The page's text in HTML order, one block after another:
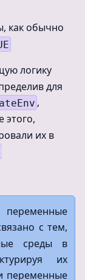
как обычно
логику
для
,
этого,
их в
переменные
с тем,
среды в
их
переменные